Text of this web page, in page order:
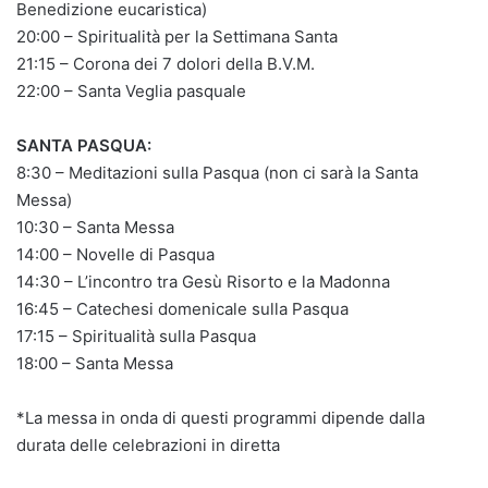
Benedizione eucaristica)
20:00 – Spiritualità per la Settimana Santa
21:15 – Corona dei 7 dolori della B.V.M.
22:00 – Santa Veglia pasquale
SANTA PASQUA:
8:30 – Meditazioni sulla Pasqua (non ci sarà la Santa
Messa)
10:30 – Santa Messa
14:00 – Novelle di Pasqua
14:30 – L’incontro tra Gesù Risorto e la Madonna
16:45 – Catechesi domenicale sulla Pasqua
17:15 – Spiritualità sulla Pasqua
18:00 – Santa Messa
*La messa in onda di questi programmi dipende dalla
durata delle celebrazioni in diretta